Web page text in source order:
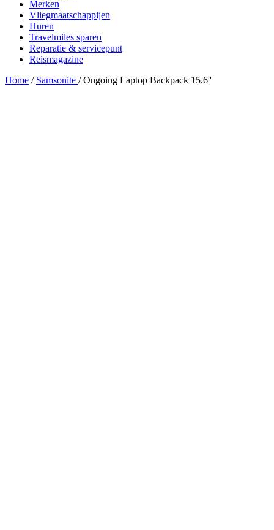
Merken
Vliegmaatschappijen
Huren
Travelmiles sparen
Reparatie & servicepunt
Reismagazine
Home / Samsonite / Ongoing Laptop Backpack 15.6''